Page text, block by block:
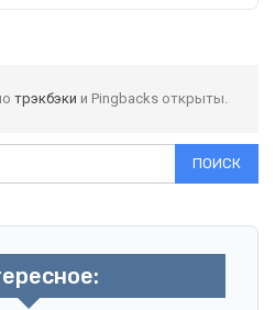
трэкбэки и Pingbacks открыты.